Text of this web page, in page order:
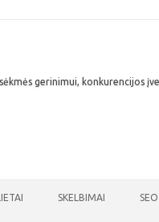
gerinimui, konkurencijos
SKELBIMAI